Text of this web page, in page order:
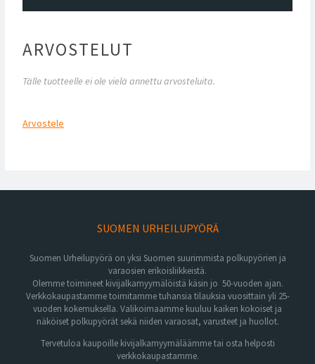
ARVOSTELUT
Tälle tuotteelle ei ole vielä annettu arvosteluita.
Arvostele
SUOMEN URHEILUPYÖRÄ
Suomen Urheilupyörä on yksi Suomen suurimmista polkupyörien ja
varaosien erikoisliikkeistä.
Olemme toimineet kivijalkamyymälöistä käsin jo 50-vuoden ajan.
Verkkokaupastamme toimitamme tuhansia tilauksia vuosittain yli 25-
vuoden kokemuksella. Valikoimaamme kuuluu kaiken kokoiset ja
näköiset polkupyörät sekä niiden varaosat, varusteet ja huollot.
Tervetuloa kaupoille kivijalkamyymäläämme tai osta helposti
verkkokaupastamme.